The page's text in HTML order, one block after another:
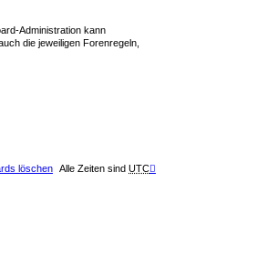
Administration kann
die jeweiligen Forenregeln,
Alle Zeiten sind UTC
löschen